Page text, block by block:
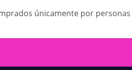
únicamente por